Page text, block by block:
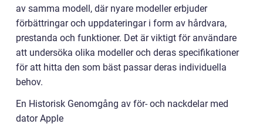
av samma modell, där nyare modeller erbjuder
förbättringar och uppdateringar i form av hårdvara,
prestanda och funktioner. Det är viktigt för användare
att undersöka olika modeller och deras specifikationer
för att hitta den som bäst passar deras individuella
behov.
En Historisk Genomgång av för- och nackdelar med
dator Apple